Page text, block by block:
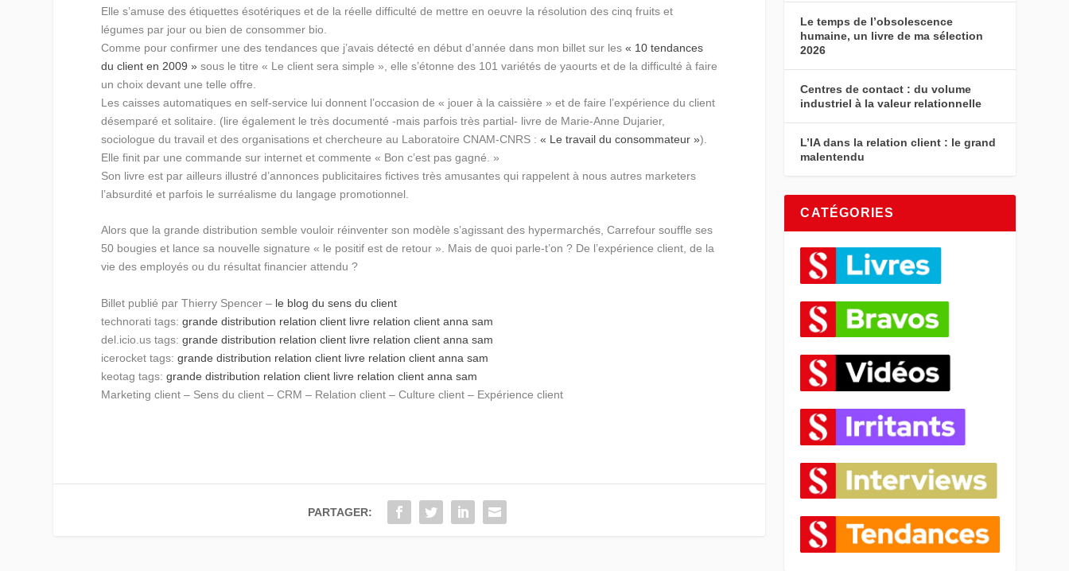
Elle s’amuse des étiquettes ésotériques et de la réelle difficulté de mettre en oeuvre la résolution des cinq fruits et
légumes par jour ou bien de consommer bio.
Comme pour confirmer une des tendances que j’avais détecté en début d’année dans mon billet sur les« 10 tendances
du client en 2009 » sous le titre « Le client sera simple », elle s’étonne des 101 variétés de yaourts et de la difficulté à faire
un choix devant une telle offre.
Les caisses automatiques en self-service lui donnent l’occasion de « jouer à la caissière » et de faire l’expérience du client
désemparé et solitaire. (lire également le très documenté -mais parfois très partial- livre de Marie-Anne Dujarier,
sociologue du travail et des organisations et chercheure au Laboratoire CNAM-CNRS :« Le travail du consommateur »).
Elle finit par une commande sur internet et commente « Bon c’est pas gagné. »
Son livre est par ailleurs illustré d’annonces publicitaires fictives très amusantes qui rappelent à nous autres marketers
l’absurdité et parfois le surréalisme du langage promotionnel.
Alors que la grande distribution semble vouloir réinventer son modèle s’agissant des hypermarchés, Carrefour souffle ses
50 bougies et lance sa nouvelle signature « le positif est de retour ». Mais de quoi parle-t’on ? De l’expérience client, de la
vie des employés ou du résultat financier attendu ?
Billet publié par Thierry Spencer – le blog du sens du client
technorati tags:grande distribution relation client livre relation client anna sam
del.icio.us tags:grande distribution relation client livre relation client anna sam
icerocket tags:grande distribution relation client livre relation client anna sam
keotag tags:grande distribution relation client livre relation client anna sam
Marketing client – Sens du client – CRM – Relation client – Culture client – Expérience client
PARTAGER:
Le temps de l’obsolescence
humaine, un livre de ma sélection
2026
Centres de contact : du volume
industriel à la valeur relationnelle
L’IA dans la relation client : le grand
malentendu
CATÉGORIES